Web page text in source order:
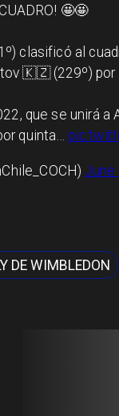
🤩🤩
clasificó al
🇰🇿 (229º) por
que se unirá a
quinta…
June
DE WIMBLEDON